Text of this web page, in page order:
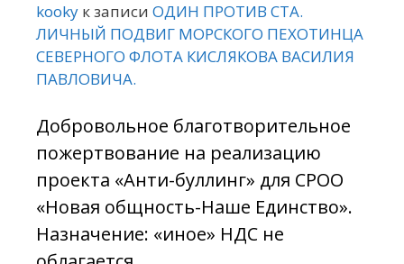
kooky к записи ОДИН ПРОТИВ СТА.
ЛИЧНЫЙ ПОДВИГ МОРСКОГО ПЕХОТИНЦА
СЕВЕРНОГО ФЛОТА КИСЛЯКОВА ВАСИЛИЯ
ПАВЛОВИЧА.
Добровольное благотворительное
пожертвование на реализацию
проекта «Анти-буллинг» для СРОО
«Новая общность-Наше Единство».
Назначение: «иное» НДС не